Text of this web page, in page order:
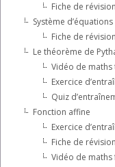
Fiche de
Système d’équations
Fiche de
Le théorème de
Vidéo de
Exercice
Quiz
Fonction affine
Exercice
Fiche de
Vidéo de